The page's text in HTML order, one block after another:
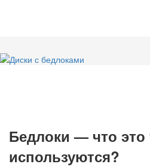
Бедлоки — что это
используются?